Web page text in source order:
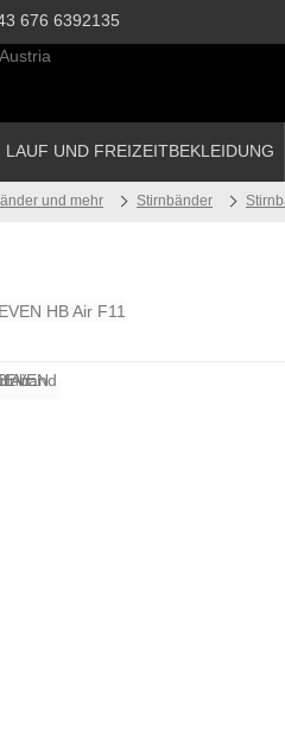
676 6392135
LAUF UND FREIZEITBEKLEIDUNG
und mehr Stirnbänder